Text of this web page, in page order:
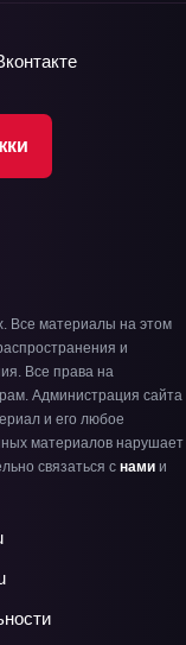
Все материалы на этом
и
Все права на
Администрация сайта
и его любое
материалов нарушает
связаться с нами и